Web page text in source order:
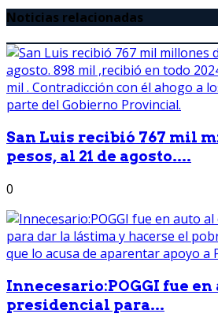
Noticias relacionadas
San Luis recibió 767 mil
pesos, al 21 de agosto....
0
Innecesario:POGGI fue en
presidencial para...